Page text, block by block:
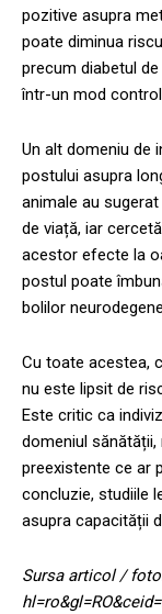
pozitive asupra
poate diminua
precum diabetul
într-un mod
Un alt domeniu de
postului asupra
animale au
de viață, iar
acestor efecte la
postul poate
bolilor
Cu toate acestea,
nu este lipsit de
Este critic ca
domeniul
preexistente ce ar
concluzie, studiile
asupra capacității
Sursa articol /